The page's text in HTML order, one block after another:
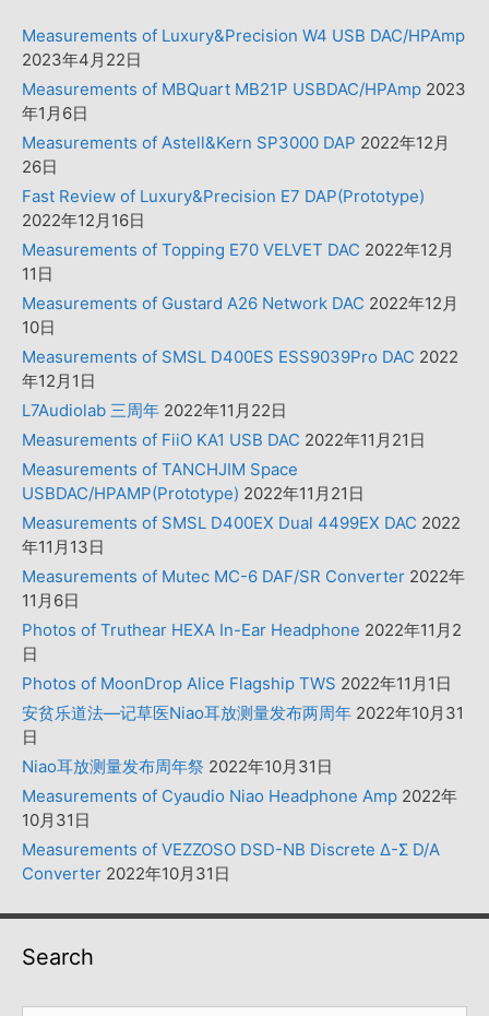
Measurements of Luxury&Precision W4 USB DAC/HPAmp
2023年4月22日
Measurements of MBQuart MB21P USBDAC/HPAmp 2023
年1月6日
Measurements of Astell&Kern SP3000 DAP 2022年12月
26日
Fast Review of Luxury&Precision E7 DAP(Prototype)
2022年12月16日
Measurements of Topping E70 VELVET DAC 2022年12月
11日
Measurements of Gustard A26 Network DAC 2022年12月
10日
Measurements of SMSL D400ES ESS9039Pro DAC 2022
年12月1日
L7Audiolab 三周年 2022年11月22日
Measurements of FiiO KA1 USB DAC 2022年11月21日
Measurements of TANCHJIM Space
USBDAC/HPAMP(Prototype) 2022年11月21日
Measurements of SMSL D400EX Dual 4499EX DAC 2022
年11月13日
Measurements of Mutec MC-6 DAF/SR Converter 2022年
11月6日
Photos of Truthear HEXA In-Ear Headphone 2022年11月2
日
Photos of MoonDrop Alice Flagship TWS 2022年11月1日
安贫乐道法—记草医Niao耳放测量发布两周年 2022年10月31
日
Niao耳放测量发布周年祭 2022年10月31日
Measurements of Cyaudio Niao Headphone Amp 2022年
10月31日
Measurements of VEZZOSO DSD-NB Discrete Δ-Σ D/A
Converter 2022年10月31日
Search